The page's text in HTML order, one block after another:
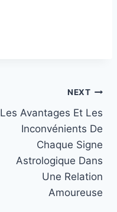
NEXT
Les Avantages Et Les
Inconvénients De
Chaque Signe
Astrologique Dans
Une Relation
Amoureuse